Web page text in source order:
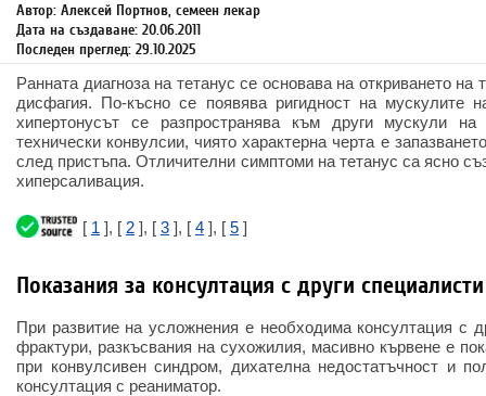
Автор: Алексей Портнов, семеен лекар
Дата на създаване: 20.06.2011
Последен преглед: 29.10.2025
Ранната диагноза на тетанус се основава на откриването на
дисфагия. По-късно се появява ригидност на мускулите
хипертонусът се разпространява към други мускули на
технически конвулсии, чиято характерна черта е
след пристъпа. Отличителни симптоми на тетанус са ясно
хиперсаливация.
[ 1 ], [ 2 ], [ 3 ], [ 4 ], [ 5 ]
Показания за консултация с други специалисти
При развитие на усложнения е необходима консултация с
фрактури, разкъсвания на сухожилия, масивно кървене е
при конвулсивен синдром, дихателна недостатъчност и
консултация с реаниматор.